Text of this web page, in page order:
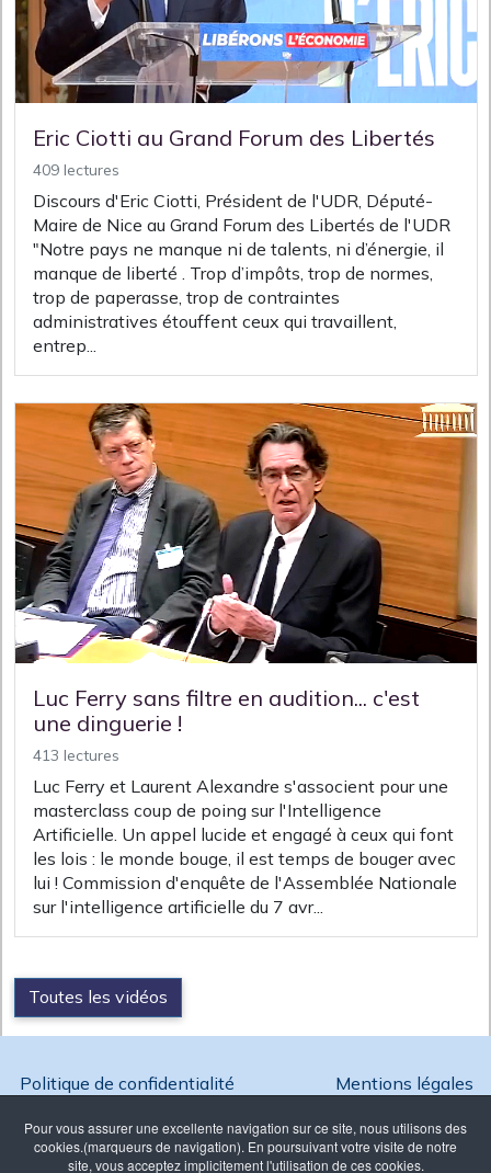
Pour vous assurer une excellente navigation sur ce site, nous utilisons des
cookies.(marqueurs de navigation). En poursuivant votre visite de notre
site, vous acceptez implicitement l'utilisation de ces cookies.
Eric Ciotti au Grand Forum des Libertés
409 lectures
Discours d'Eric Ciotti, Président de l'UDR, Député-
Maire de Nice au Grand Forum des Libertés de l'UDR
"Notre pays ne manque ni de talents, ni d’énergie, il
manque de liberté . Trop d’impôts, trop de normes,
trop de paperasse, trop de contraintes
administratives étouffent ceux qui travaillent,
entrep...
Luc Ferry sans filtre en audition... c'est
une dinguerie !
413 lectures
Luc Ferry et Laurent Alexandre s'associent pour une
masterclass coup de poing sur l'Intelligence
Artificielle. Un appel lucide et engagé à ceux qui font
les lois : le monde bouge, il est temps de bouger avec
lui ! Commission d'enquête de l'Assemblée Nationale
sur l'intelligence artificielle du 7 avr...
Toutes les vidéos
Politique de confidentialité Mentions légales
Copyright @ 2026 Ambition France - Reproduction interdite